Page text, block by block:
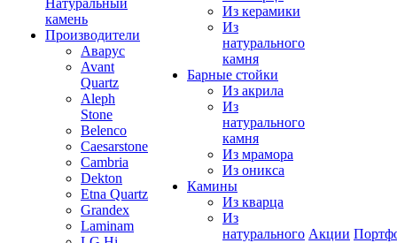
Натуральный
камень
Производители
Аварус
Avant
Quartz
Aleph
Stone
Belenco
Caesarstone
Cambria
Dekton
Etna Quartz
Grandex
Laminam
Из керамики
Из
натурального
камня
Барные стойки
Из акрила
Из
натурального
камня
Из мрамора
Из оникса
Камины
Из кварца
Из
натурального Акции